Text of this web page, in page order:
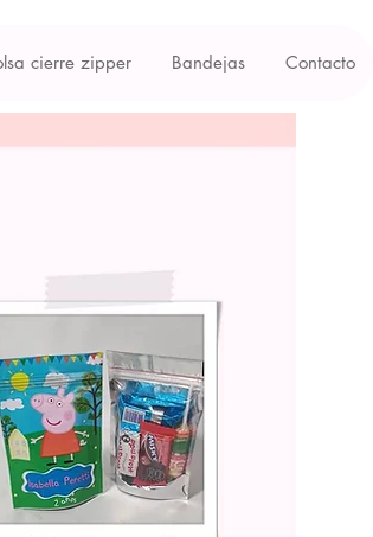
cierre zipper Bandejas Contacto